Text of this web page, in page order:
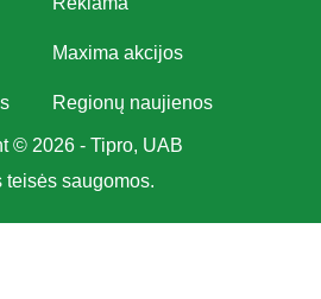
Maxima akcijos
Regionų naujienos
© 2026 - Tipro, UAB
teisės saugomos.